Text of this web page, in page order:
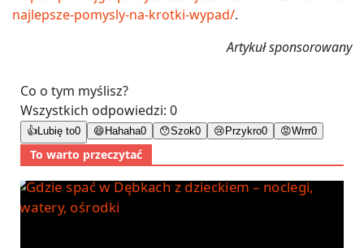
najlepsze-pomysly-na-krotki-wypad/.
Artykuł sponsorowany
Co o tym myślisz?
Wszystkich odpowiedzi: 0
👍Lubię to0 😄 Hahaha0 😯Szok0 😢 Przykro0 😡Wrrr0
To warto przeczytać